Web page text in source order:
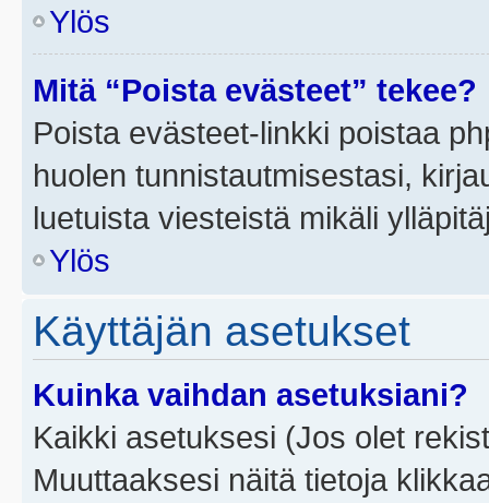
Ylös
Mitä “Poista evästeet” tekee?
Poista evästeet-linkki poistaa
huolen tunnistautmisestasi,
luetuista viesteistä mikäli
Ylös
Käyttäjän asetukset
Kuinka vaihdan asetuksiani?
Kaikki asetuksesi (Jos olet
Muuttaaksesi näitä tietoja